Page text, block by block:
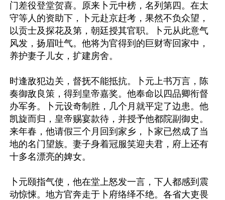
门差役登堂贺喜。原来卜元中榜，名列第四。在太
守等人的资助下，卜元赴京赶考，果然不负众望，
以贡士及探花及第，朝廷授其官职。卜元从此意气
风发，扬眉吐气。他将为官得到的巨财寄回家中，
养护妻子儿女，扩建房舍。
时逢敌犯边关，督抚不能抵抗。卜元上书万言，陈
奏御敌良策，得到皇帝嘉奖。他奉命以四品卿衔督
办军务。卜元设奇制胜，几个月就平定了边患。他
凯旋而归，皇帝赐宴款待，并授予他都院副御史。
来年春，他请假三个月回到家乡，卜家已然成了当
地的名门望族。妻子身着冠服笑迎夫君，府上还有
十多名漂亮的婢女。
卜元颐指气使，他在堂上怒发一言，下人都感到震
动惊悚。地方官奔走于卜府络绎不绝。各省大吏畏